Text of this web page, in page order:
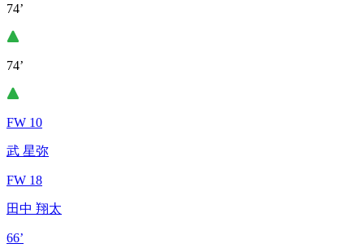
74’
74’
FW 10
武 星弥
FW 18
田中 翔太
66’